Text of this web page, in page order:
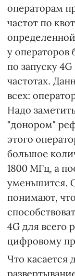
операторам
частот по
у операторов
по запуску
частотах.
всех:
Надо
"донором"
этого
большое
1800 МГц, а
уменьшится.
понимают,
4G для всего
цифровому
Что касается